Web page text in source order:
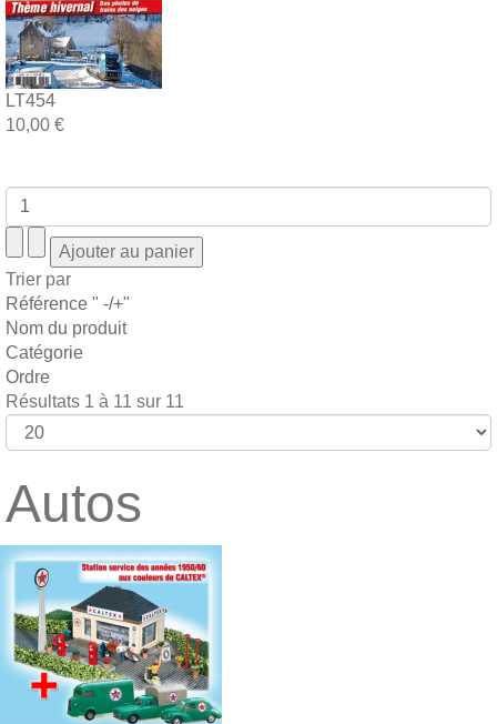
LT454
10,00 €
Trier par
Référence " -/+"
Nom du produit
Catégorie
Ordre
Résultats 1 à 11 sur 11
Autos